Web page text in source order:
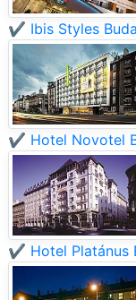
✔️ Ibis Styles
✔️ Hotel Novotel
✔️ Hotel Platánus